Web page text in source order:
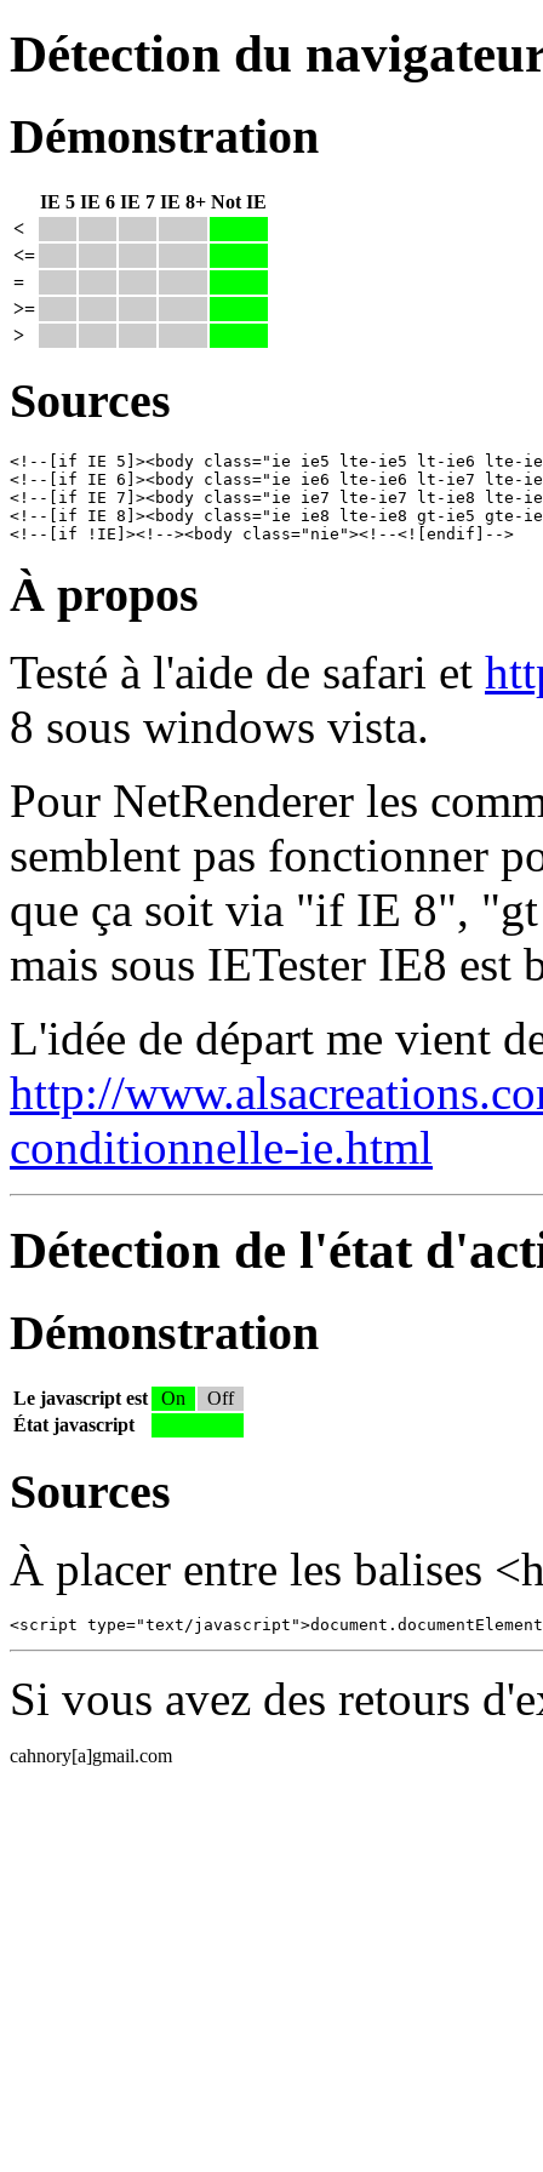
Détection du
Démonstration
IE 5 IE 6 IE 7 IE 8+ Not IE
<
<=
=
>=
>
Sources
<!--[if IE 5]><body class="ie ie5 lte-ie5 lt-ie6
<!--[if IE 6]><body class="ie ie6 lte-ie6 lt-ie7 lte-
<!--[if IE 7]><body class="ie ie7 lte-ie7 lt-ie8 lte-
<!--[if IE 8]><body class="ie ie8 lte-ie8 gt-ie5 gte-
<!--[if !IE]><!--><body class="nie"><!--<![endif]-->
À propos
Testé à l'aide de safari et
8 sous windows vista.
Pour NetRenderer les
semblent pas fonctionner
que ça soit via "if IE 8",
mais sous IETester IE8 est
L'idée de départ me vient
http://
conditionnelle-ie.html
Détection de l'état
Démonstration
Le javascript est On
Off
État javascript
Sources
À placer entre les balises
Si vous avez des retours
cahnory[a]gmail.com